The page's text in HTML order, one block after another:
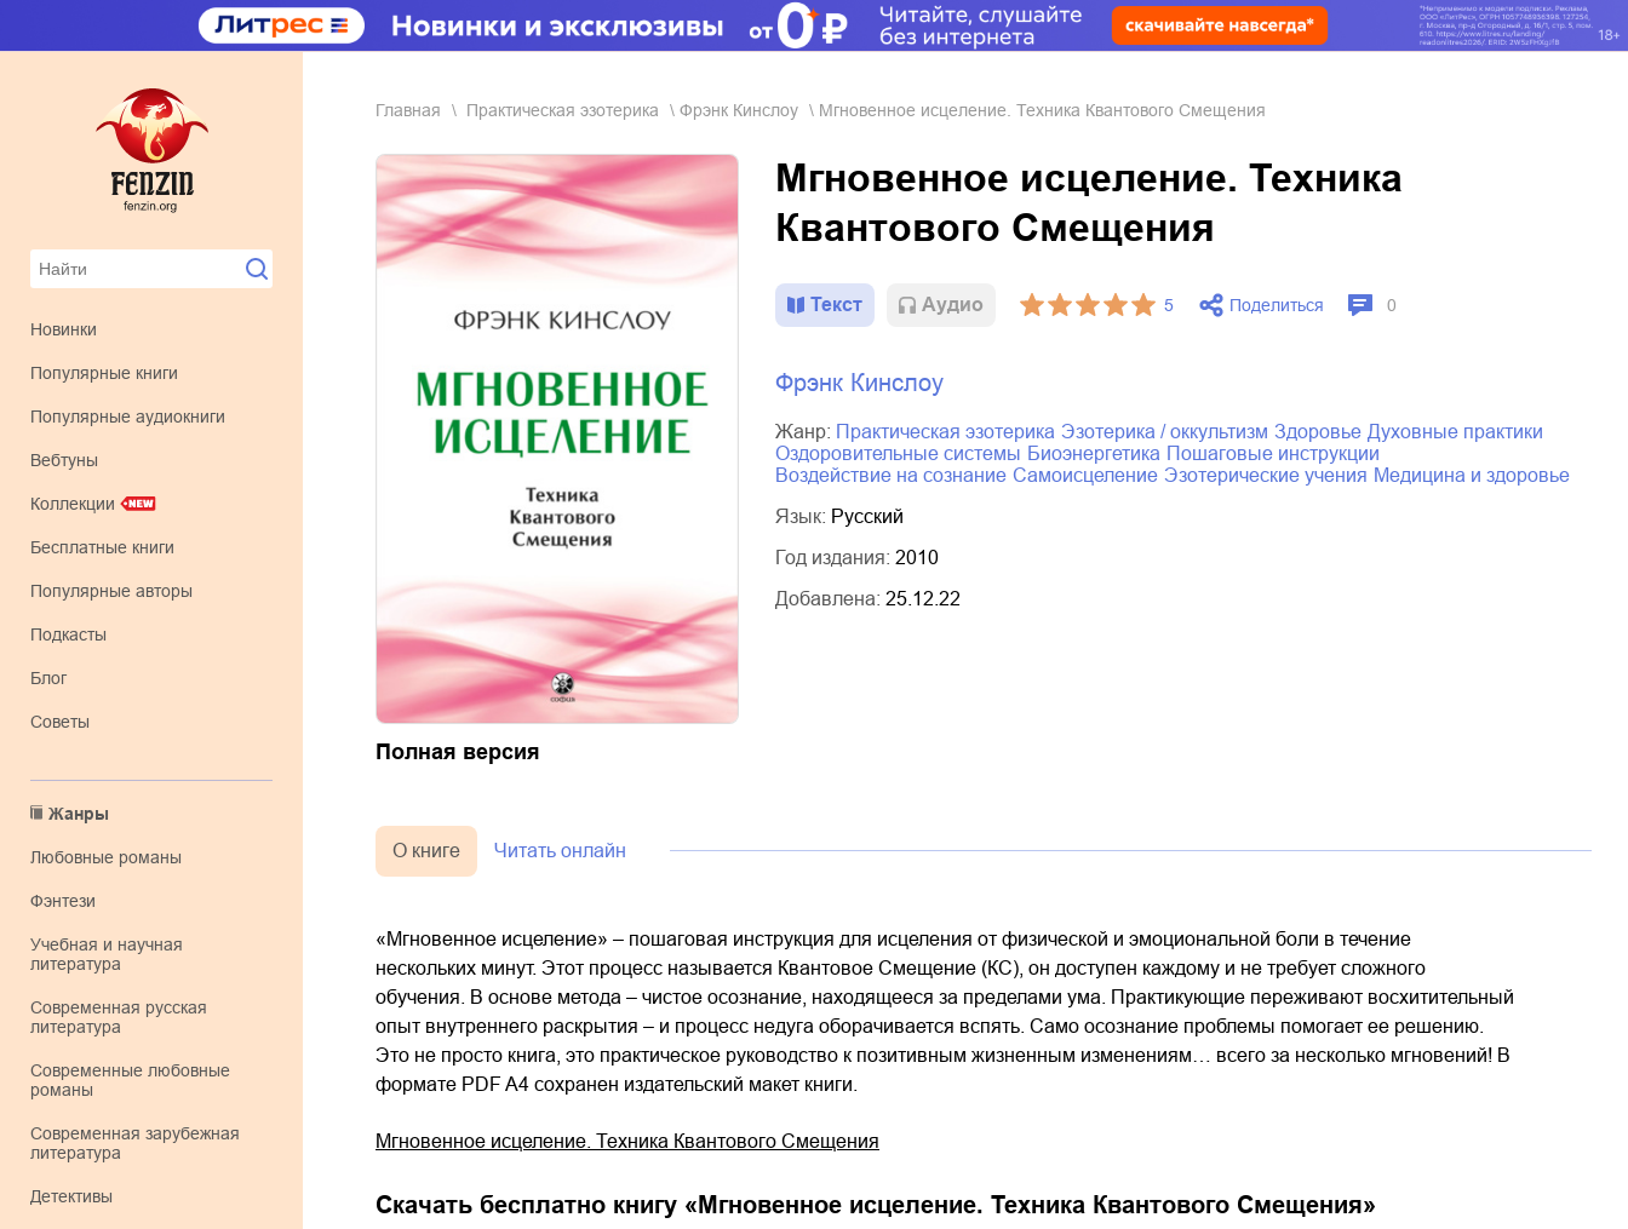
Новинки
Популярные книги
Популярные аудиокниги
Вебтуны
Коллекции
Бесплатные книги
Популярные авторы
Подкасты
Блог
Советы
Жанры
любовные романы
фэнтези
учебная и научная
литература
современная русская
литература
современные любовные
романы
современная зарубежная
литература
детективы
Главная практическая эзотерика Фрэнк Кинслоу Мгновенное исцеление. Техника Квантового Смещения
Полная версия
Мгновенное исцеление. Техника
Квантового Смещения
Текст Aудио 5 Поделиться 0
Фрэнк Кинслоу
Жанр: практическая эзотерика эзотерика / оккультизм здоровье
духовные практики
оздоровительные системы
биоэнергетика
пошаговые инструкции
воздействие на сознание
самоисцеление эзотерические учения
медицина и здоровье
Язык: Русский
Год издания: 2010
Добавлена: 25.12.22
О книге Читать онлайн
«Мгновенное исцеление» – пошаговая инструкция для исцеления от физической и эмоциональной боли в течение
нескольких минут. Этот процесс называется Квантовое Смещение (КС), он доступен каждому и не требует сложного
обучения. В основе метода – чистое осознание, находящееся за пределами ума. Практикующие переживают восхитительный
опыт внутреннего раскрытия – и процесс недуга оборачивается вспять. Само осознание проблемы помогает ее решению.
Это не просто книга, это практическое руководство к позитивным жизненным изменениям… всего за несколько мгновений! В
формате PDF A4 сохранен издательский макет книги.
Мгновенное исцеление. Техника Квантового Смещения
Скачать бесплатно книгу «Мгновенное исцеление. Техника Квантового Смещения»